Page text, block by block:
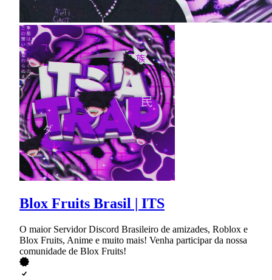
Blox Fruits Brasil | ITS
O maior Servidor Discord Brasileiro de amizades, Roblox e
Blox Fruits, Anime e muito mais! Venha participar da nossa
comunidade de Blox Fruits!